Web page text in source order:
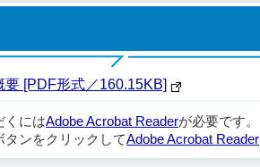
[PDF形式／160.15KB]
くにはAdobe Acrobat Readerが必要です。
ンをクリックしてAdobe Acrobat Reader